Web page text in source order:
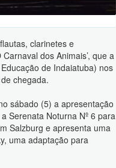
clarinetes e
dos Animais’, que a
de Indaiatuba) nos
chegada.
sábado (5) a apresentação
Serenata Noturna Nº 6 para
Salzburg e apresenta uma
uma adaptação para